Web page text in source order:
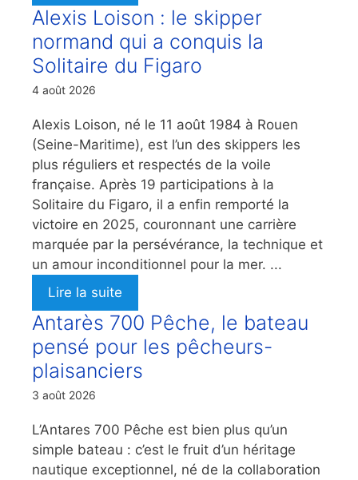
Alexis Loison : le skipper
normand qui a conquis la
Solitaire du Figaro
4 août 2026
Alexis Loison, né le 11 août 1984 à Rouen
(Seine-Maritime), est l’un des skippers les
plus réguliers et respectés de la voile
française. Après 19 participations à la
Solitaire du Figaro, il a enfin remporté la
victoire en 2025, couronnant une carrière
marquée par la persévérance, la technique et
un amour inconditionnel pour la mer. ...
Lire la suite
Antarès 700 Pêche, le bateau
pensé pour les pêcheurs-
plaisanciers
3 août 2026
L’Antares 700 Pêche est bien plus qu’un
simple bateau : c’est le fruit d’un héritage
nautique exceptionnel, né de la collaboration